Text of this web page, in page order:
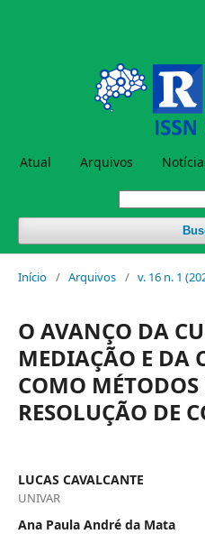
Atual Arquivos
Início / Arquivos / v. 16 n. 1
O AVANÇO DA
MEDIAÇÃO E DA
COMO
RESOLUÇÃO DE
LUCAS CAVALCANTE
UNIVAR
Ana Paula André da Mata